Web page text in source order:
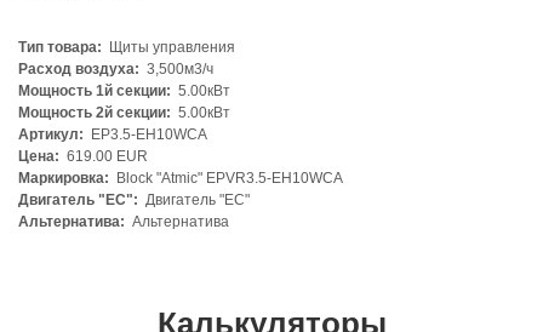
Тип товара:
Щиты управления
Расход воздуха: 3,500м3/ч
Мощность 1й секции: 5.00кВт
Мощность 2й секции: 5.00кВт
Артикул:
EP3.5-EH10WCA
Цена: 619.00 EUR
Маркировка:
Block "Atmic" EPVR3.5-EH10WCA
Двигатель "ЕС": Двигатель "ЕС"
Альтернатива: Альтернатива
Калькуляторы